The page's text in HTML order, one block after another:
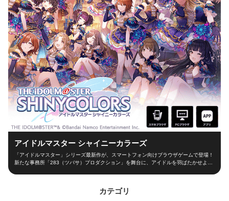
アイドルマスター シャイニーカラーズ
「アイドルマスター」シリーズ最新作が、スマートフォン向けブラウザゲームで登場！
新たな事務所「283（ツバサ）プロダクション」を舞台に、アイドルを羽ばたかせよ
て、レッスンやお仕事、オーディションなどの行動を選択！限られた期間の中でアイド
カテゴリ